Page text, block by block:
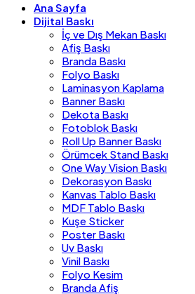
Ana Sayfa
Dijital Baskı
İç ve Dış Mekan Baskı
Afiş Baskı
Branda Baskı
Folyo Baskı
Laminasyon Kaplama
Banner Baskı
Dekota Baskı
Fotoblok Baskı
Roll Up Banner Baskı
Örümcek Stand Baskı
One Way Vision Baskı
Dekorasyon Baskı
Kanvas Tablo Baskı
MDF Tablo Baskı
Kuşe Sticker
Poster Baskı
Uv Baskı
Vinil Baskı
Folyo Kesim
Branda Afiş